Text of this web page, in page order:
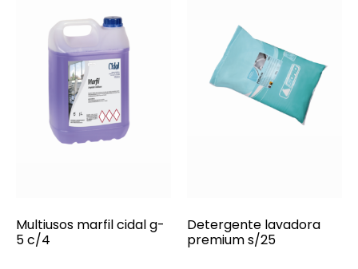
Multiusos marfil cidal g-
5 c/4
Detergente lavadora
premium s/25